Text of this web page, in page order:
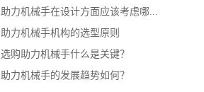
助力机械手在设计方面应该考虑哪...
助力机械手机构的选型原则
选购助力机械手什么是关键？
助力机械手的发展趋势如何？